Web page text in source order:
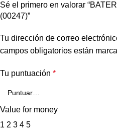
Sé el primero en valorar
(00247)”
Tu dirección de correo
campos obligatorios están
Tu puntuación *
Value for money
1 2 3 4 5